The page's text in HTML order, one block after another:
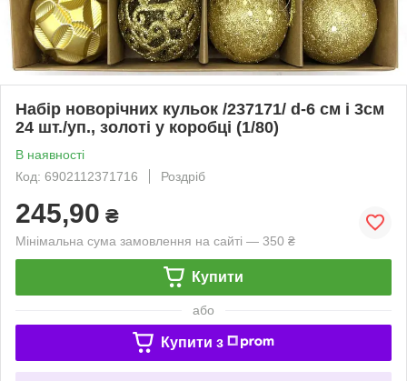
Набір новорічних кульок /237171/ d-6 cм і 3см
24 шт./уп., золоті у коробці (1/80)
В наявності
Код: 6902112371716
Роздріб
245,90 ₴
Мінімальна сума замовлення на сайті — 350 ₴
Купити
або
Купити з